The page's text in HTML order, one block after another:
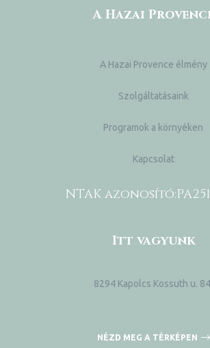
A Hazai
A Hazai Provence élmény
Szolgáltatásaink
Programok a környéken
Kapcsolat
NTAK azonosító:
Itt vagyunk
8294 Kapolcs Kossuth u.
NÉZD MEG A TÉRKÉPEN